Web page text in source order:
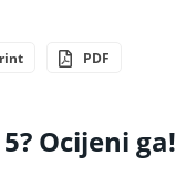
PDF
Ocijeni ga!